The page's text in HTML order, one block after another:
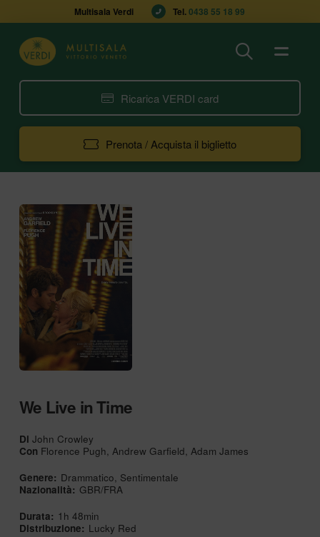
Multisala Verdi Tel. 0438 55 18 99
Ricarica VERDI card
Prenota / Acquista il biglietto
We Live in Time
Di John Crowley
Con Florence Pugh, Andrew Garfield, Adam James
Genere: Drammatico, Sentimentale
Nazionalità: GBR/FRA
Durata: 1h 48min
Distribuzione: Lucky Red